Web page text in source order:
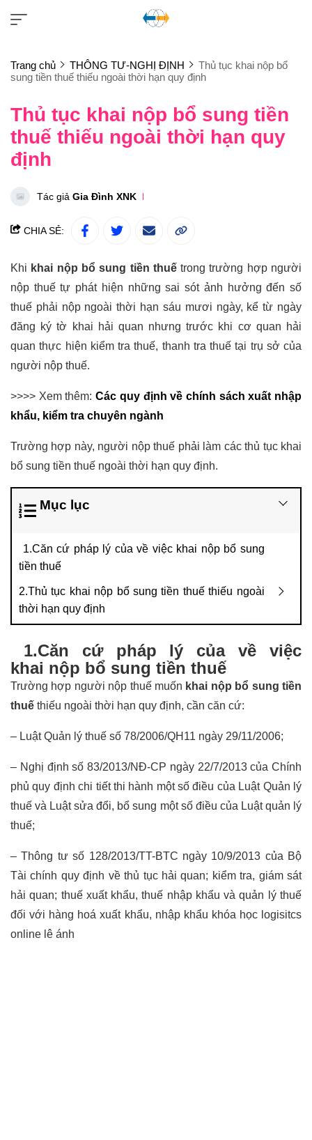
Trang chủ THÔNG TƯ-NGHỊ ĐỊNH
Thủ tục khai nộp bổ
sung tiền thuế thiếu ngoài thời hạn quy định
Thủ tục khai nộp bổ sung tiền
thuế thiếu ngoài thời hạn quy
định
Tác giả Gia Đình XNK
CHIA SẺ:
Khi khai nộp bổ sung tiền thuếtrong trường hợp người
nộp thuế tự phát hiện những sai sót ảnh hưởng đến số
thuế phải nộp ngoài thời hạn sáu mươi ngày, kể từ ngày
đăng ký tờ khai hải quan nhưng trước khi cơ quan hải
quan thực hiện kiểm tra thuế, thanh tra thuế tại trụ sở của
người nộp thuế.
>>>> Xem thêm:Các quy định về chính sách xuất nhập
khẩu, kiểm tra chuyên ngành
Trường hợp này, người nộp thuế phải làm các thủ tục khai
bổ sung tiền thuế ngoài thời hạn quy định.
Mục lục
1.Căn cứ pháp lý của về việc khai nộp bổ sung
tiền thuế
2.Thủ tục khai nộp bổ sung tiền thuế thiếu ngoài
thời hạn quy định
1.Căn cứ pháp lý của về việc
khai nộp bổ sung tiền thuế
Trường hợp người nộp thuế muốn khai nộp bổ sung tiền
thuế thiếu ngoài thời hạn quy định, cần căn cứ:
– Luật Quản lý thuế số 78/2006/QH11 ngày 29/11/2006;
– Nghị định số 83/2013/NĐ-CP ngày 22/7/2013 của Chính
phủ quy định chi tiết thi hành một số điều của Luật Quản lý
thuế và Luật sửa đổi, bổ sung một số điều của Luật quản lý
thuế;
– Thông tư số 128/2013/TT-BTC ngày 10/9/2013 của Bộ
Tài chính quy định về thủ tục hải quan; kiểm tra, giám sát
hải quan; thuế xuất khẩu, thuế nhập khẩu và quản lý thuế
đối với hàng hoá xuất khẩu, nhập khẩu khóa học logisitcs
online lê ánh